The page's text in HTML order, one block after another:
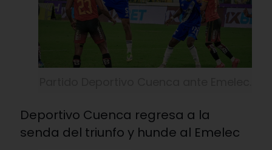
Deportivo Cuenca regresa a la
senda del triunfo y hunde al Emelec